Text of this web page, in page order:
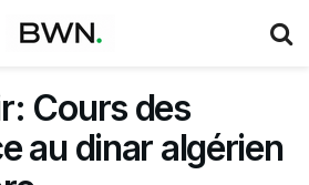
Cours des
au dinar algérien